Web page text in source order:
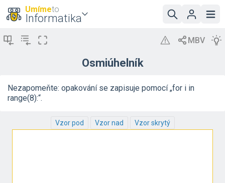
Umímeto
Informatika
Osmiúhelník
Nezapomeňte: opakování se zapisuje pomocí „for i in
range(8):“.
Vzor pod Vzor nad Vzor skrytý